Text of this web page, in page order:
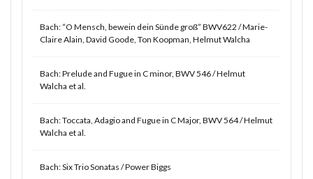
Bach: “O Mensch, bewein dein Sünde groß” BWV622 / Marie-
Claire Alain, David Goode, Ton Koopman, Helmut Walcha
Bach: Prelude and Fugue in C minor, BWV 546 / Helmut
Walcha et al.
Bach: Toccata, Adagio and Fugue in C Major, BWV 564 / Helmut
Walcha et al.
Bach: Six Trio Sonatas / Power Biggs